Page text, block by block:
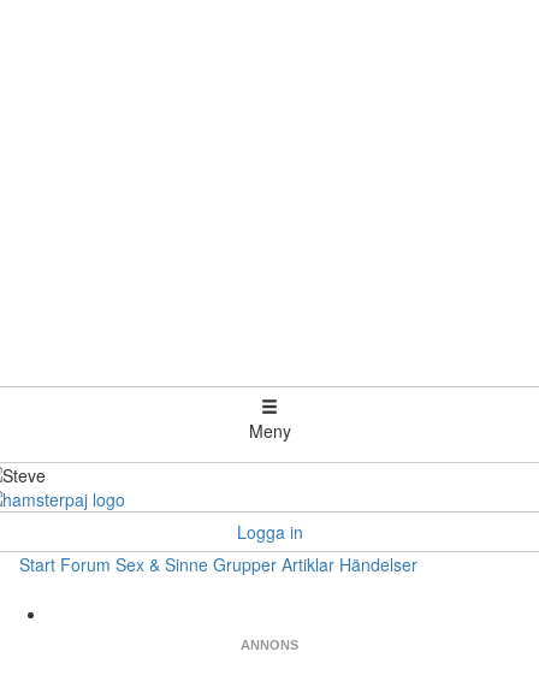
Meny
Logga in
Start Forum Sex & Sinne Grupper Artiklar Händelser
ANNONS